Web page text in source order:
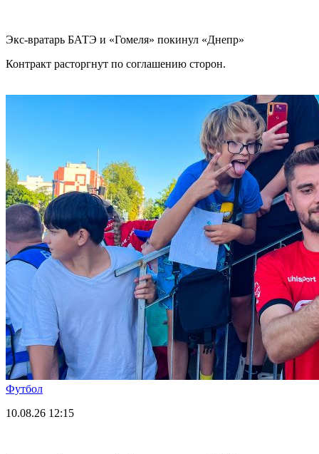
Экс-вратарь БАТЭ и «Гомеля» покинул «Днепр»
Контракт расторгнут по соглашению сторон.
Футбол
10.08.26 12:15